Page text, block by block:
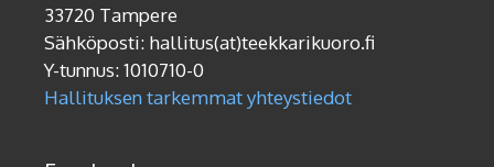
33720 Tampere
Sähköposti: hallitus(at)teekkarikuoro.fi
Y-tunnus: 1010710-0
Hallituksen tarkemmat yhteystiedot